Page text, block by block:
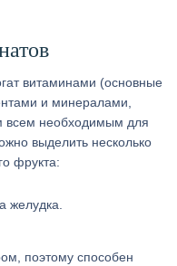
витаминами (основные
и минералами,
всем необходимым для
выделить несколько
фрукта:
желудка.
поэтому способен